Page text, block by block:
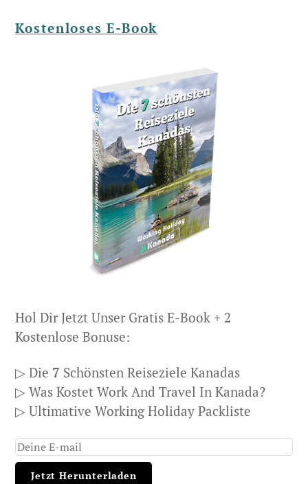
Kostenloses E-Book
Hol Dir Jetzt Unser Gratis E-Book + 2
Kostenlose Bonuse:
▷ Die 7 Schönsten Reiseziele Kanadas
▷ Was Kostet Work And Travel In Kanada?
▷ Ultimative Working Holiday Packliste